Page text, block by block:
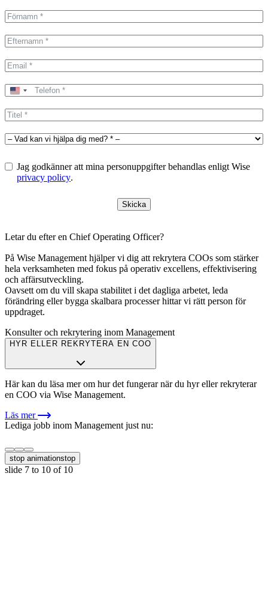
United
+1
Jag godkänner att mina personuppgifter behandlas enligt Wise
privacy policy.
Skicka
Letar du efter en Chief Operating Officer?
På Wise Management hjälper vi dig att rekrytera COOs som stärker
hela verksamheten med fokus på operativ excellens, effektivisering
och affärsutveckling.
Oavsett om du vill skapa stabilitet i det dagliga arbetet, leda
förändring eller bygga skalbara processer hittar vi rätt person för
uppdraget.
Konsulter och rekrytering inom Management
HYR ELLER REKRYTERA EN COO
Här kan du läsa mer om hur det fungerar när du hyr eller rekryterar
en COO via Wise Management.
Läs mer
Lediga jobb inom Management just nu:
stop animationstop
slide 7 to 10 of 10